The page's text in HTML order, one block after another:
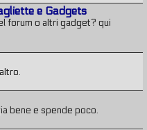
e Gadgets
forum o altri gadget? qui
bene e spende poco.